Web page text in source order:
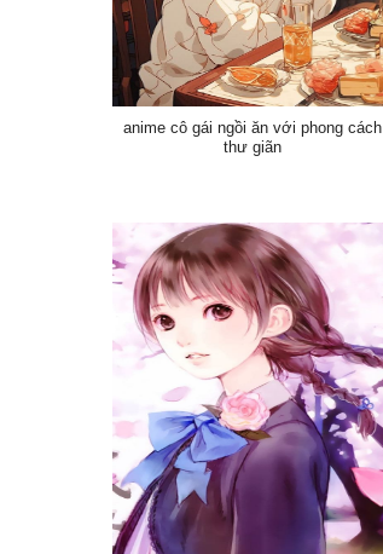
anime cô gái ngồi ăn với phong cách
thư giãn